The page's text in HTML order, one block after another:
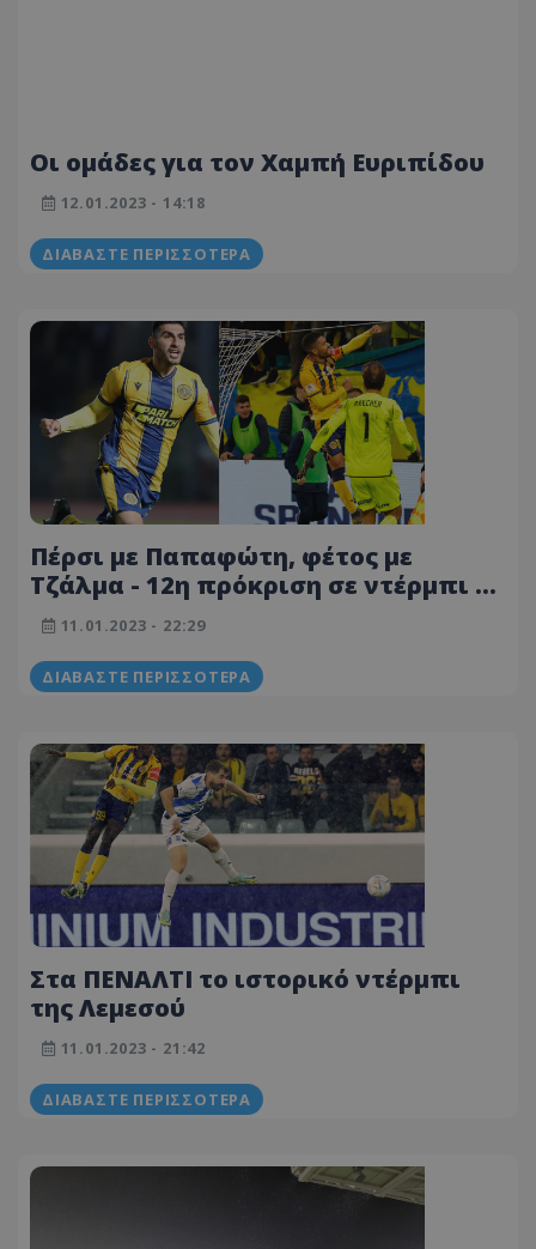
Οι ομάδες για τον Χαμπή Ευριπίδου
12.01.2023 - 14:18
ΔΙΑΒΆΣΤΕ ΠΕΡΙΣΣΌΤΕΡΑ
Πέρσι με Παπαφώτη, φέτος με
Τζάλμα - 12η πρόκριση σε ντέρμπι η
ΑΕΛ11.01.2023 - 22:29
ΔΙΑΒΆΣΤΕ ΠΕΡΙΣΣΌΤΕΡΑ
Στα ΠΕΝΑΛΤΙ το ιστορικό ντέρμπι
της Λεμεσού
11.01.2023 - 21:42
ΔΙΑΒΆΣΤΕ ΠΕΡΙΣΣΌΤΕΡΑ